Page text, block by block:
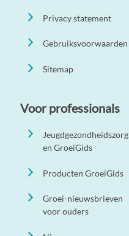
Privacy statement
Gebruiksvoorwaarden
Sitemap
Voor professionals
Jeugdgezondheidszorg
en GroeiGids
Producten GroeiGids
Groei-nieuwsbrieven
voor ouders